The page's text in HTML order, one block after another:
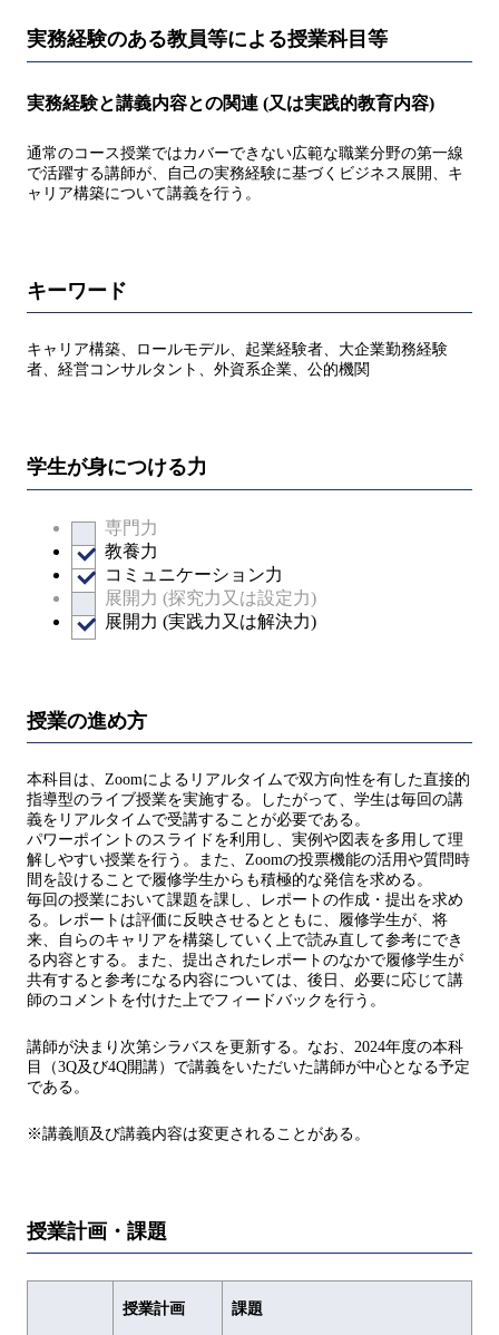
実務経験のある教員等による授業科目等
実務経験と講義内容との関連 (又は実践的教育内容)
通常のコース授業ではカバーできない広範な職業分野の第一線
で活躍する講師が、自己の実務経験に基づくビジネス展開、キ
ャリア構築について講義を行う。
キーワード
キャリア構築、ロールモデル、起業経験者、大企業勤務経験
者、経営コンサルタント、外資系企業、公的機関
学生が身につける力
専門力
教養力
コミュニケーション力
展開力 (探究力又は設定力)
展開力 (実践力又は解決力)
授業の進め方
本科目は、Zoomによるリアルタイムで双方向性を有した直接的
指導型のライブ授業を実施する。したがって、学生は毎回の講
義をリアルタイムで受講することが必要である。
パワーポイントのスライドを利用し、実例や図表を多用して理
解しやすい授業を行う。また、Zoomの投票機能の活用や質問時
間を設けることで履修学生からも積極的な発信を求める。
毎回の授業において課題を課し、レポートの作成・提出を求め
る。レポートは評価に反映させるとともに、履修学生が、将
来、自らのキャリアを構築していく上で読み直して参考にでき
る内容とする。また、提出されたレポートのなかで履修学生が
共有すると参考になる内容については、後日、必要に応じて講
師のコメントを付けた上でフィードバックを行う。
講師が決まり次第シラバスを更新する。なお、2024年度の本科
目（3Q及び4Q開講）で講義をいただいた講師が中心となる予定
である。
※講義順及び講義内容は変更されることがある。
授業計画・課題
授業計画 課題